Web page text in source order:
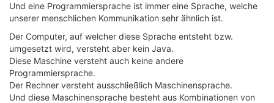
Und eine Programmiersprache ist immer eine Sprache, welche
unserer menschlichen Kommunikation sehr ähnlich ist.
Der Computer, auf welcher diese Sprache entsteht bzw.
umgesetzt wird, versteht aber kein Java.
Diese Maschine versteht auch keine andere
Programmiersprache.
Der Rechner versteht ausschließlich Maschinensprache.
Und diese Maschinensprache besteht aus Kombinationen von